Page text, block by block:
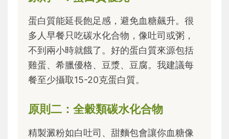
蛋白質能延長飽足感，避免血糖飆升。很
多人早餐只吃碳水化合物，像吐司或粥，
不到兩小時就餓了。好的蛋白質來源包括
雞蛋、希臘優格、豆漿、豆腐。我建議每
餐至少攝取15-20克蛋白質。
原則二：全穀類碳水化合物
精製澱粉如白吐司、甜麵包會讓你血糖像